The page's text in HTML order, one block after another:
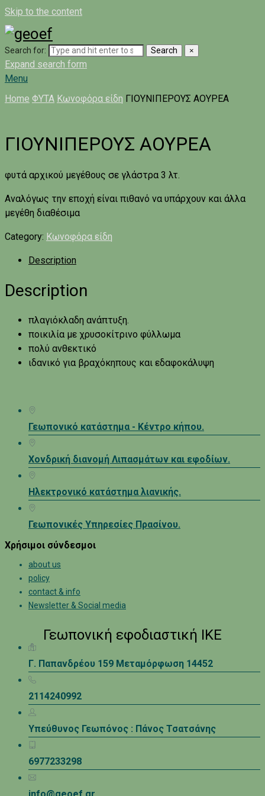
Skip to the content
Search for: Search ×
Expand search form
Menu
Home ΦΥΤΑ Κωνοφόρα είδη ΓΙΟΥΝΙΠΕΡΟΥΣ ΑΟΥΡΕΑ
ΓΙΟΥΝΙΠΕΡΟΥΣ ΑΟΥΡΕΑ
φυτά αρχικού μεγέθους σε γλάστρα 3 λτ.
Αναλόγως την εποχή είναι πιθανό να υπάρχουν και άλλα
μεγέθη διαθέσιμα
Category: Κωνοφόρα είδη
Description
Description
πλαγιόκλαδη ανάπτυξη.
ποικιλία με χρυσοκίτρινο φύλλωμα
πολύ ανθεκτικό
ιδανικό για βραχόκηπους και εδαφοκάλυψη
Γεωπονικό κατάστημα - Κέντρο κήπου.
Χονδρική διανομή Λιπασμάτων και εφοδίων.
Ηλεκτρονικό κατάστημα λιανικής.
Γεωπονικές Υπηρεσίες Πρασίνου.
Χρήσιμοι σύνδεσμοι
about us
policy
contact & info
Newsletter & Social media
Γεωπονική εφοδιαστική ΙΚΕ
Γ. Παπανδρέου 159 Μεταμόρφωση 14452
2114240992
Υπεύθυνος Γεωπόνος : Πάνος Τσατσάνης
6977233298